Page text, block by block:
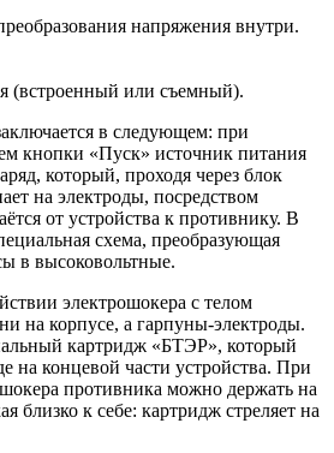
напряжения внутри.
(встроенный или съемный).
в следующем: при
кнопки «Пуск» источник питания
который, проходя через блок
на электроды, посредством
от устройства к противнику. В
схема, преобразующая
в высоковольтные.
электрошокера с телом
на корпусе, а гарпуны-электроды.
картридж «БТЭР», который
на концевой части устройства. При
противника можно держать на
близко к себе: картридж стреляет на